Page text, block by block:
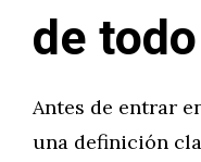
de
Antes de entrar
una definición